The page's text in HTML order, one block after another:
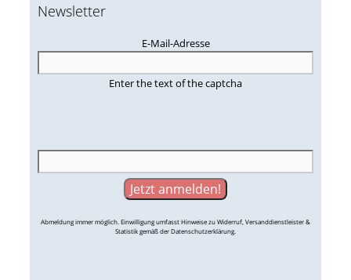
Newsletter
E-Mail-Adresse
Enter the text of the captcha
Abmeldung immer möglich. Einwilligung umfasst Hinweise zu Widerruf, Versanddienstleister &
Statistik gemäß der Datenschutzerklärung.